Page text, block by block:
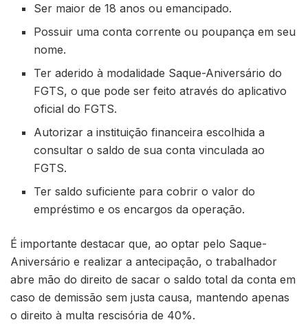
Ser maior de 18 anos ou emancipado.
Possuir uma conta corrente ou poupança em seu
nome.
Ter aderido à modalidade Saque-Aniversário do
FGTS, o que pode ser feito através do aplicativo
oficial do FGTS.
Autorizar a instituição financeira escolhida a
consultar o saldo de sua conta vinculada ao
FGTS.
Ter saldo suficiente para cobrir o valor do
empréstimo e os encargos da operação.
É importante destacar que, ao optar pelo Saque-
Aniversário e realizar a antecipação, o trabalhador
abre mão do direito de sacar o saldo total da conta em
caso de demissão sem justa causa, mantendo apenas
o direito à multa rescisória de 40%.